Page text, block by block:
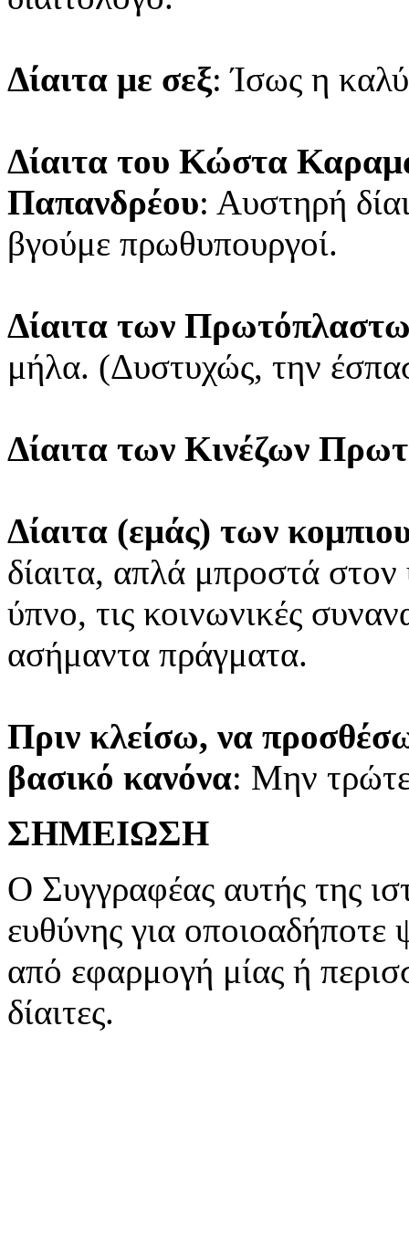
Δίαιτα με σεξ: Ίσως η
Δίαιτα του Κώστα
Παπανδρέου: Αυστηρή
βγούμε πρωθυπουργοί.
Δίαιτα των
μήλα. (Δυστυχώς, την
Δίαιτα των Κινέζων
Δίαιτα (εμάς) των
δίαιτα, απλά μπροστά
ύπνο, τις κοινωνικές
ασήμαντα πράγματα.
Πριν κλείσω, να
βασικό κανόνα: Μην τρώτε
ΣΗΜΕΙΩΣΗ
Ο Συγγραφέας αυτής της
ευθύνης για
από εφαρμογή μίας ή
δίαιτες.